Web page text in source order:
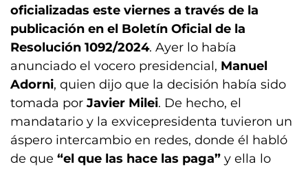
oficializadas este viernes a través de la
publicación en el Boletín Oficial de la
Resolución 1092/2024. Ayer lo había
anunciado el vocero presidencial, Manuel
Adorni, quien dijo que la decisión había sido
tomada por Javier Milei. De hecho, el
mandatario y la exvicepresidenta tuvieron un
áspero intercambio en redes, donde él habló
de que “el que las hace las paga” y ella lo